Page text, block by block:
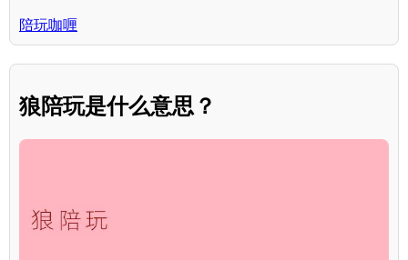
陪玩咖喱
狼陪玩是什么意思？